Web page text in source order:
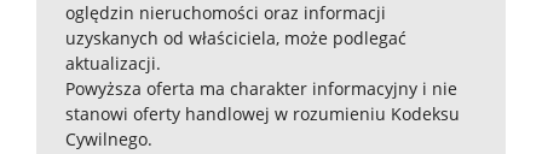
oględzin nieruchomości oraz informacji
uzyskanych od właściciela, może podlegać
aktualizacji.
Powyższa oferta ma charakter informacyjny i nie
stanowi oferty handlowej w rozumieniu Kodeksu
Cywilnego.